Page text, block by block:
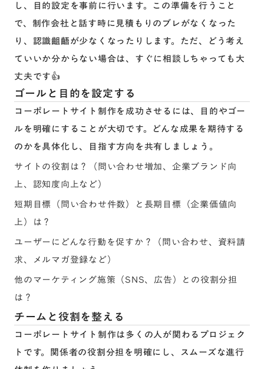
し、目的設定を事前に行います。この準備を行うこと
で、制作会社と話す時に見積もりのブレがなくなった
り、認識齟齬が少なくなったりします。ただ、どう考え
ていいか分からない場合は、すぐに相談しちゃっても大
丈夫です👍
ゴールと目的を設定する
コーポレートサイト制作を成功させるには、目的やゴー
ルを明確にすることが大切です。どんな成果を期待する
のかを具体化し、目指す方向を共有しましょう。
サイトの役割は？（問い合わせ増加、企業ブランド向
上、認知度向上など）
短期目標（問い合わせ件数）と長期目標（企業価値向
上）は？
ユーザーにどんな行動を促すか？（問い合わせ、資料請
求、メルマガ登録など）
他のマーケティング施策（SNS、広告）との役割分担
は？
チームと役割を整える
コーポレートサイト制作は多くの人が関わるプロジェク
トです。関係者の役割分担を明確にし、スムーズな進行